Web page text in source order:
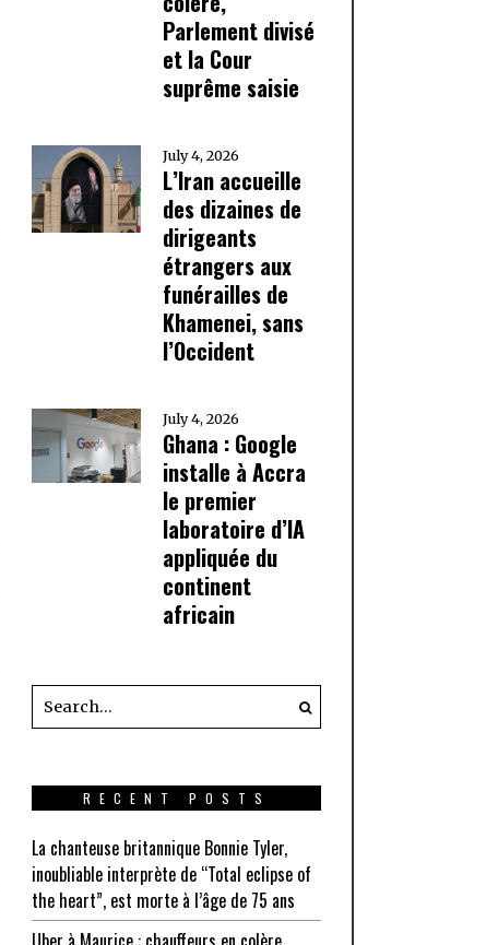
Parlement divisé
et la Cour
suprême saisie
July 4, 2026
L’Iran accueille
des dizaines de
dirigeants
étrangers aux
funérailles de
Khamenei, sans
l’Occident
July 4, 2026
Ghana : Google
installe à Accra
le premier
laboratoire d’IA
appliquée du
continent
africain
RECENT POSTS
La chanteuse britannique Bonnie Tyler,
inoubliable interprète de “Total eclipse of
the heart”, est morte à l’âge de 75 ans